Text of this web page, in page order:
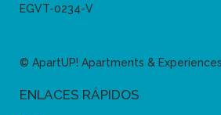
EGVT-0234-V
© ApartUP! Apartments &
ENLACES RÁPIDOS